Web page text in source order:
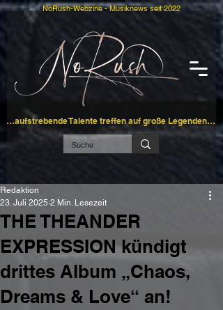
…aufstrebende Talente treffen auf große Legenden…
NoRush-Webzine - Musiknews seit 2022
THE THEANDER
EXPRESSION kündigt
drittes Album „Chaos,
Dreams & Love“ an!
Redaktion
23. Juli 2025 2 Min. Lesezeit